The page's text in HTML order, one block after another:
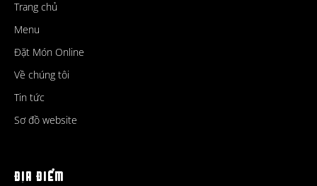
Trang chủ
Menu
Đặt Món Online
Về chúng tôi
Tin tức
Sơ đồ website
ĐỊA ĐIỂM